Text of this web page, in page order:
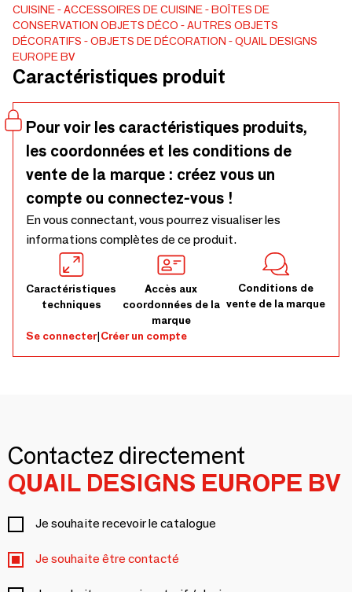
CUISINE ACCESSOIRES DE CUISINE
BOÎTES DE
CONSERVATION OBJETS DÉCO
AUTRES OBJETS
DÉCORATIFS
OBJETS DE DÉCORATION
QUAIL DESIGNS
EUROPE BV
Caractéristiques produit
Pour voir les caractéristiques produits,
les coordonnées et les conditions de
vente de la marque : créez vous un
compte ou connectez-vous !
En vous connectant, vous pourrez visualiser les
informations complètes de ce produit.
Caractéristiques
techniques
Accès aux
coordonnées de la
marque
Conditions de
vente de la marque
Se connecter|Créer un compte
Contactez directement
QUAIL DESIGNS EUROPE BV
Je souhaite recevoir le catalogue
Je souhaite être contacté